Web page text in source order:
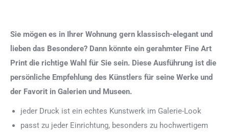
Sie mögen es in Ihrer Wohnung gern klassisch-elegant und
lieben das Besondere? Dann könnte ein gerahmter Fine Art
Print die richtige Wahl für Sie sein. Diese Ausführung ist die
persönliche Empfehlung des Künstlers für seine Werke und
der Favorit in Galerien und Museen.
jeder Druck ist ein echtes Kunstwerk im Galerie-Look
passt zu jeder Einrichtung, besonders zu hochwertigem